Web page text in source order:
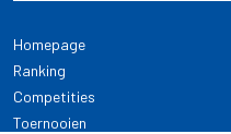
Homepage
Ranking
Competities
Toernooien